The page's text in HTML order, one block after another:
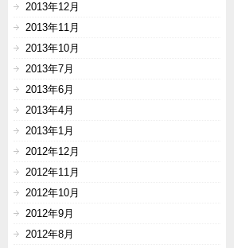
2013年12月
2013年11月
2013年10月
2013年7月
2013年6月
2013年4月
2013年1月
2012年12月
2012年11月
2012年10月
2012年9月
2012年8月